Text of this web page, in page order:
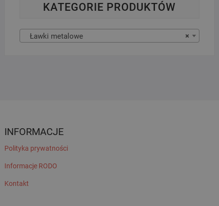
KATEGORIE PRODUKTÓW
×
Ławki metalowe
INFORMACJE
Polityka prywatności
Informacje RODO
Kontakt